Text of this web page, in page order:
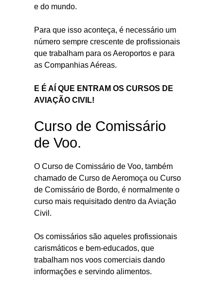
e do mundo.
Para que isso aconteça, é necessário um
número sempre crescente de profissionais
que trabalham para os Aeroportos e para
as Companhias Aéreas.
E É AÍ QUE ENTRAM OS CURSOS DE
AVIAÇÃO CIVIL!
Curso de Comissário
de Voo.
O Curso de Comissário de Voo, também
chamado de Curso de Aeromoça ou Curso
de Comissário de Bordo, é normalmente o
curso mais requisitado dentro da Aviação
Civil.
Os comissários são aqueles profissionais
carismáticos e bem-educados, que
trabalham nos voos comerciais dando
informações e servindo alimentos.